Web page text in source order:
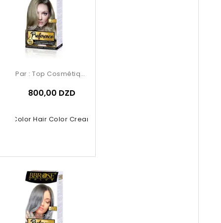
Color Hair Color Cream – 9.2...
Par : Top Cosmétiques
800,00 DZD